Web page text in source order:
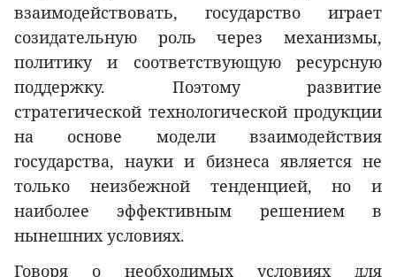
взаимодействовать, государство играет
созидательную роль через механизмы,
политику и соответствующую ресурсную
поддержку. Поэтому развитие
стратегической технологической продукции
на основе модели взаимодействия
государства, науки и бизнеса является не
только неизбежной тенденцией, но и
наиболее эффективным решением в
нынешних условиях.
Говоря о необходимых условиях для